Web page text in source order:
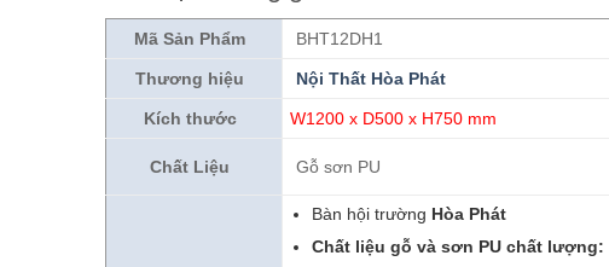
Mã Sản Phẩm BHT12DH1
Thương hiệu Nội Thất Hòa Phát
Kích thước W1200 x D500 x H750 mm
Chất Liệu Gỗ sơn PU
Bàn hội trường Hòa Phát
Chất liệu gỗ và sơn PU chất lượng: